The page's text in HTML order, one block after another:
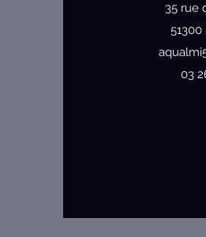
35 rue
51300
03